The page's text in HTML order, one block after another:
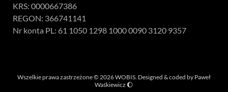
KRS: 0000667386
REGON: 366741141
Nr konta PL: 61 1050 1298 1000 0090 3120 9357
Wszelkie prawa zastrzeżone © 2026 WOBIS. Designed & coded by Paweł
Waśkiewicz 🌔